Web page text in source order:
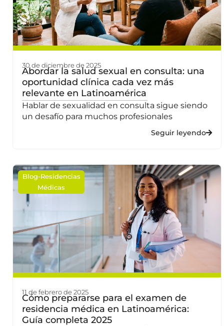
30 de diciembre de 2025
Abordar la salud sexual en consulta: una
oportunidad clínica cada vez más
relevante en Latinoamérica
Hablar de sexualidad en consulta sigue siendo
un desafío para muchos profesionales
Seguir leyendo
Blog-Residencias
Médicas
11 de febrero de 2025
Cómo prepararse para el examen de
residencia médica en Latinoamérica:
Guía completa 2025